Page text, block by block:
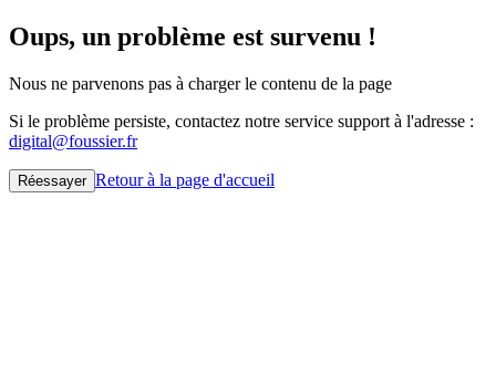
Oups, un problème est survenu !
Nous ne parvenons pas à charger le contenu de la page
Si le problème persiste, contactez notre service support à l'adresse :
digital@foussier.fr
Réessayer Retour à la page d'accueil